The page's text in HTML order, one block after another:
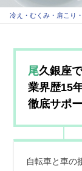
冷え・むくみ・肩こり
尾久銀座で交通事故に遭ってしまったら？
業界歴15
徹底サポ
自転車と車の